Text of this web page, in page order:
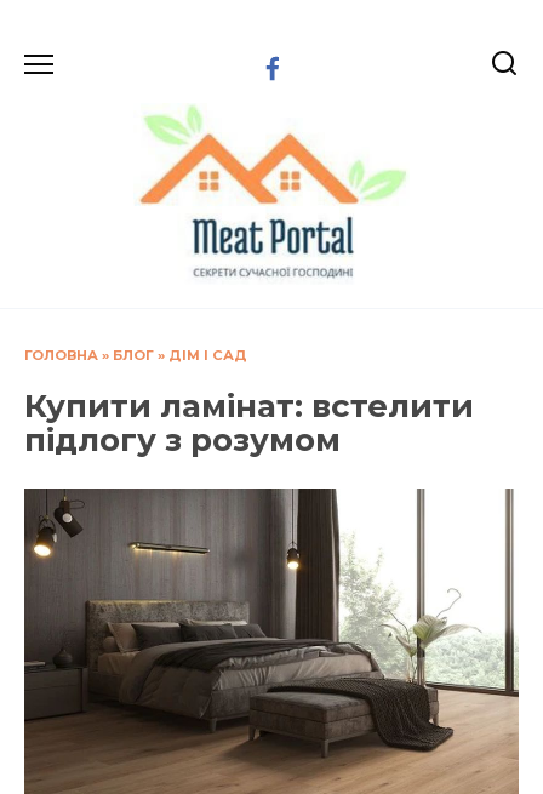
вмісту
ГОЛОВНА » БЛОГ » ДІМ І САД
Купити ламінат: встелити
підлогу з розумом